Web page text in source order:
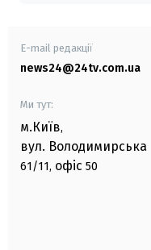
E-mail редакції
news24@24tv.com.ua
Ми тут:
м.Київ,
вул. Володимирська
61/11, офіс 50